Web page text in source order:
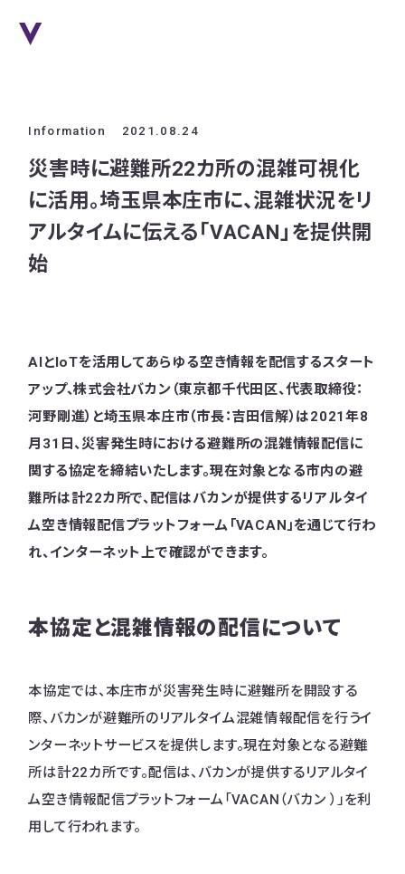
Information 2021.08.24
災害時に避難所22カ所の混雑可視化
に活用。埼玉県本庄市に、混雑状況をリ
アルタイムに伝える「VACAN」を提供開
始
AIとIoTを活用してあらゆる空き情報を配信するスタート
アップ、株式会社バカン（東京都千代田区、代表取締役：
河野剛進）と埼玉県本庄市（市長：吉田信解）は2021年8
月31日、災害発生時における避難所の混雑情報配信に
関する協定を締結いたします。現在対象となる市内の避
難所は計22カ所で、配信はバカンが提供するリアルタイ
ム空き情報配信プラットフォーム「VACAN」を通じて行わ
れ、インターネット上で確認ができます。
本協定と混雑情報の配信について
本協定では、本庄市が災害発生時に避難所を開設する
際、バカンが避難所のリアルタイム混雑情報配信を行うイ
ンターネットサービスを提供します。現在対象となる避難
所は計22カ所です。配信は、バカンが提供するリアルタイ
ム空き情報配信プラットフォーム「VACAN（バカン ）」を利
用して行われます。